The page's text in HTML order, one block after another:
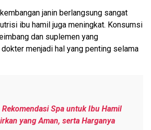
janin berlangsung sangat
ibu hamil juga meningkat. Konsumsi
dan suplemen yang
menjadi hal yang penting selama
Rekomendasi Spa untuk Ibu Hamil
yang Aman, serta Harganya